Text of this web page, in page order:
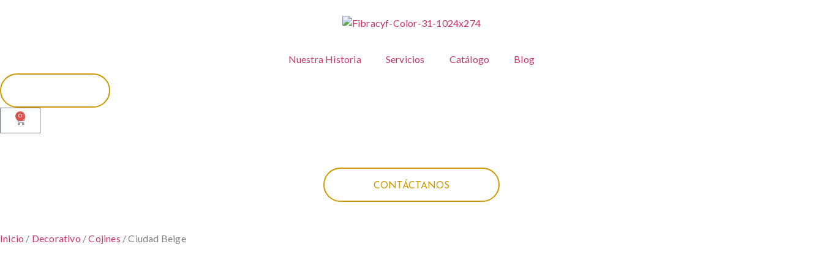
Nuestra Historia Servicios Catálogo Blog
0
CONTÁCTANOS
Inicio / Decorativo /Cojines / Ciudad Beige